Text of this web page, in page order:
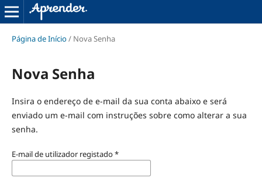
Página de Início/ Nova Senha
Nova Senha
Insira o endereço de e-mail da sua conta abaixo e será
enviado um e-mail com instruções sobre como alterar a sua
senha.
E-mail de utilizador registado*